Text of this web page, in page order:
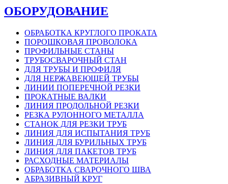
ОБОРУДОВАНИЕ
ОБРАБОТКА КРУГЛОГО ПРОКАТА
ПОРОШКОВАЯ ПРОВОЛОКА
ПРОФИЛЬНЫЕ СТАНЫ
ТРУБОСВАРОЧНЫЙ СТАН
ДЛЯ ТРУБЫ И ПРОФИЛЯ
ДЛЯ НЕРЖАВЕЮЩЕЙ ТРУБЫ
ЛИНИИ ПОПЕРЕЧНОЙ РЕЗКИ
ПРОКАТНЫЕ ВАЛКИ
ЛИНИЯ ПРОДОЛЬНОЙ РЕЗКИ
РЕЗКА РУЛОННОГО МЕТАЛЛА
СТАНОК ДЛЯ РЕЗКИ ТРУБ
ЛИНИЯ ДЛЯ ИСПЫТАНИЯ ТРУБ
ЛИНИЯ ДЛЯ БУРИЛЬНЫХ ТРУБ
ЛИНИЯ ДЛЯ ПАКЕТОВ ТРУБ
РАСХОДНЫЕ МАТЕРИАЛЫ
OБРАБОТКА СВАРОЧНОГО ШВА
АБРАЗИВНЫЙ КРУГ